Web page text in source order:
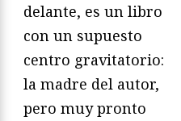
delante, es un libro
con un supuesto
centro gravitatorio:
la madre del autor,
pero muy pronto